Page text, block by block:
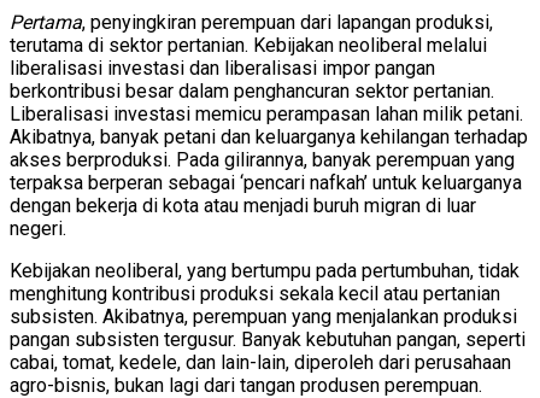
Pertama, penyingkiran perempuan dari lapangan produksi,
terutama di sektor pertanian. Kebijakan neoliberal melalui
liberalisasi investasi dan liberalisasi impor pangan
berkontribusi besar dalam penghancuran sektor pertanian.
Liberalisasi investasi memicu perampasan lahan milik petani.
Akibatnya, banyak petani dan keluarganya kehilangan terhadap
akses berproduksi. Pada gilirannya, banyak perempuan yang
terpaksa berperan sebagai ‘pencari nafkah’ untuk keluarganya
dengan bekerja di kota atau menjadi buruh migran di luar
negeri.
Kebijakan neoliberal, yang bertumpu pada pertumbuhan, tidak
menghitung kontribusi produksi sekala kecil atau pertanian
subsisten. Akibatnya, perempuan yang menjalankan produksi
pangan subsisten tergusur. Banyak kebutuhan pangan, seperti
cabai, tomat, kedele, dan lain-lain, diperoleh dari perusahaan
agro-bisnis, bukan lagi dari tangan produsen perempuan.